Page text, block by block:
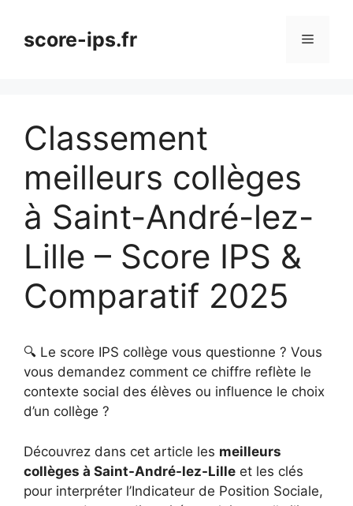
contenuscore-ips.fr Menu
Classement
meilleurs collèges
à Saint-André-lez-
Lille – Score IPS &
Comparatif 2025
🔍 Le score IPS collège vous questionne ? Vous
vous demandez comment ce chiffre reflète le
contexte social des élèves ou influence le choix
d’un collège ?
Découvrez dans cet article les meilleurs
collèges à Saint-André-lez-Lille et les clés
pour interpréter l’Indicateur de Position Sociale,